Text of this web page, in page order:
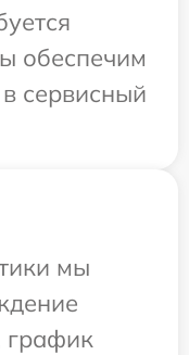
обеспечим
сервисный
мы
график